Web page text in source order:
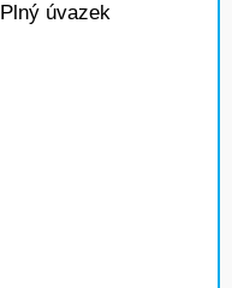
Plný úvazek